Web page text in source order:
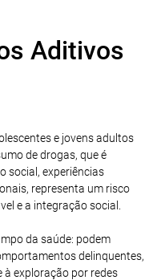
Aditivos
e jovens adultos
de drogas, que é
social, experiências
representa um risco
e a integração social.
da saúde: podem
delinquentes,
à exploração por redes